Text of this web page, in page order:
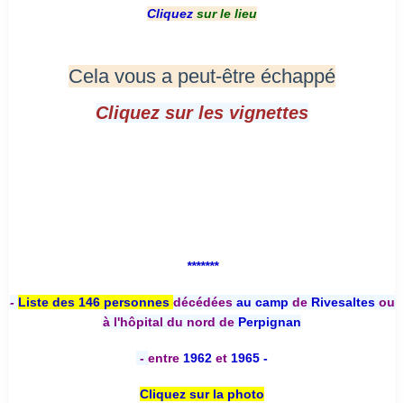
Cliquez sur le lieu
Cela vous a peut-être échappé
Cliquez sur les vignettes
*******
- Liste des 146 personnes décédées au camp deRivesaltesou
à l'hôpital du nord de Perpignan
- entre 1962 et 1965 -
Cliquez sur la photo